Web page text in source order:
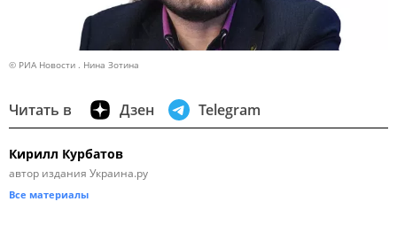
© РИА Новости . Нина Зотина
Читать в Дзен Telegram
Кирилл Курбатов
автор издания Украина.ру
Все материалы